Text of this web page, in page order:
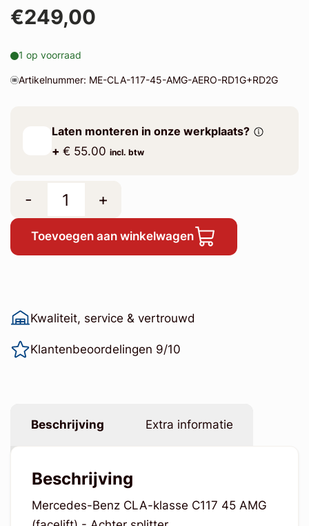
€249,00
1 op voorraad
Artikelnummer: ME-CLA-117-45-AMG-AERO-RD1G+RD2G
Laten monteren in onze werkplaats?
+ € 55.00 incl. btw
- +
Toevoegen aan winkelwagen
Kwaliteit, service & vertrouwd
Klantenbeoordelingen 9/10
Beschrijving Extra informatie
Beschrijving
Mercedes-Benz CLA-klasse C117 45 AMG